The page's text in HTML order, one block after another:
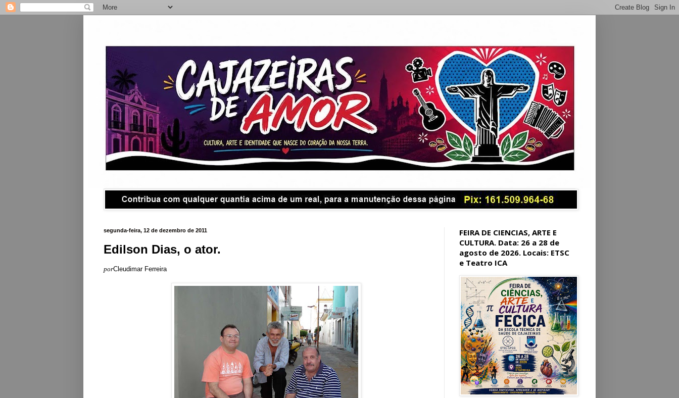
segunda-feira, 12 de dezembro de 2011
Edilson Dias, o ator.
porCleudimar Ferreira
FEIRA DE CIENCIAS, ARTE E
CULTURA. Data: 26 a 28 de
agosto de 2026. Locais: ETSC
e Teatro ICA